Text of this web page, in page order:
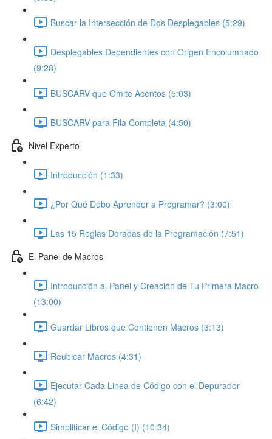
Buscar la Intersección de Dos Desplegables (5:29)
Desplegables Dependientes con Origen Encolumnado
(9:28)
BUSCARV que Omite Acentos (5:03)
BUSCARV para Fila Completa (4:50)
Nivel Experto
Introducción (1:33)
¿Por Qué Debo Aprender a Programar? (3:00)
Las 15 Reglas Doradas de la Programación (7:51)
El Panel de Macros
Introducción al Panel y Creación de Tu Primera Macro
(13:00)
Guardar Libros que Contienen Macros (3:13)
Reubicar Macros (4:31)
Ejecutar Cada Linea de Código con el Depurador
(6:42)
Simplificar el Código (I) (10:34)